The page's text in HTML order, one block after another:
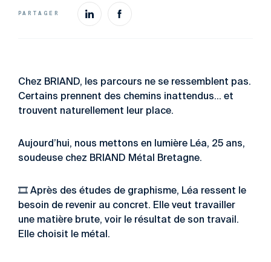
PARTAGER
Chez BRIAND, les parcours ne se ressemblent pas.
Certains prennent des chemins inattendus… et
trouvent naturellement leur place.
Aujourd’hui, nous mettons en lumière Léa, 25 ans,
soudeuse chez BRIAND Métal Bretagne.
🎞️ Après des études de graphisme, Léa ressent le
besoin de revenir au concret. Elle veut travailler
une matière brute, voir le résultat de son travail.
Elle choisit le métal.